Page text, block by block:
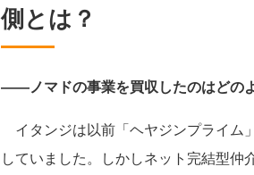
側とは？
――ノマドの事業を買収したのはどの
イタンジは以前「ヘヤジンプライム
していました。しかしネット完結型